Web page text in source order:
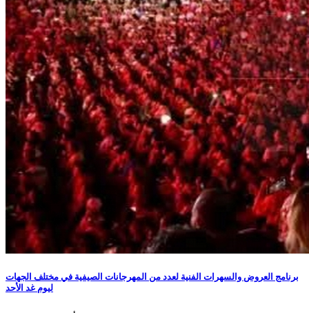
برنامج العروض والسهرات الفنية لعدد من المهرجانات الصيفية في مختلف الجهات
ليوم غد الأحد